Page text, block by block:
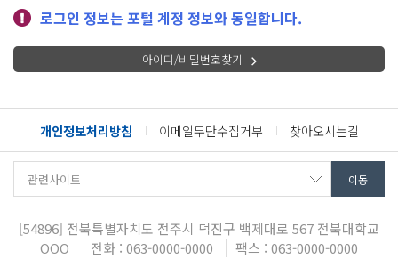
로그인 정보는 포털 계정 정보와 동일합니다.
아이디/비밀번호찾기
개인정보처리방침 이메일무단수집거부 찾아오시는길
[54896] 전북특별자치도 전주시 덕진구 백제대로 567 전북대학교
OOO
전화 : 063-0000-0000 팩스 : 063-0000-0000